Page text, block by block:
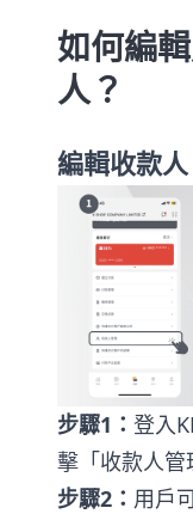
如何編
人？
編輯收款人
步驟1： 登入
擊「收款人管
步驟2： 用戶